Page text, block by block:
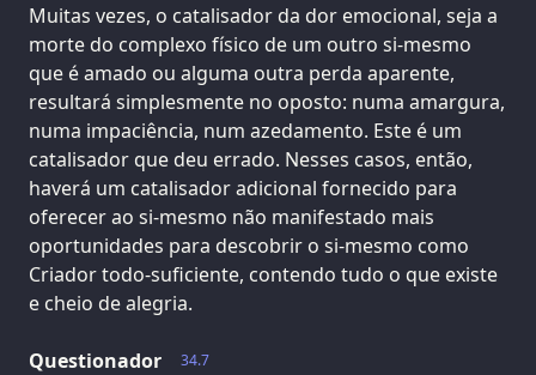
Muitas vezes, o catalisador da dor emocional, seja a
morte do complexo físico de um outro si-mesmo
que é amado ou alguma outra perda aparente,
resultará simplesmente no oposto: numa amargura,
numa impaciência, num azedamento. Este é um
catalisador que deu errado. Nesses casos, então,
haverá um catalisador adicional fornecido para
oferecer ao si-mesmo não manifestado mais
oportunidades para descobrir o si-mesmo como
Criador todo-suficiente, contendo tudo o que existe
e cheio de alegria.
34.7
Questionador